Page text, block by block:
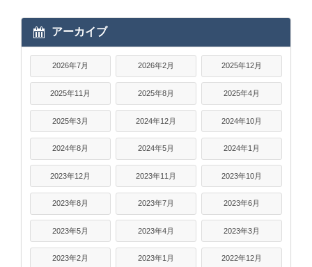
アーカイブ
2026年7月 2026年2月 2025年12月
2025年11月 2025年8月 2025年4月
2025年3月 2024年12月 2024年10月
2024年8月 2024年5月 2024年1月
2023年12月 2023年11月 2023年10月
2023年8月 2023年7月 2023年6月
2023年5月 2023年4月 2023年3月
2023年2月 2023年1月 2022年12月